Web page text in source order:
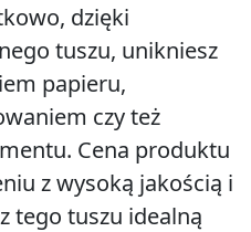
dzięki
tuszu, unikniesz
papieru,
czy też
Cena produktu
z wysoką jakością i
tego tuszu idealną